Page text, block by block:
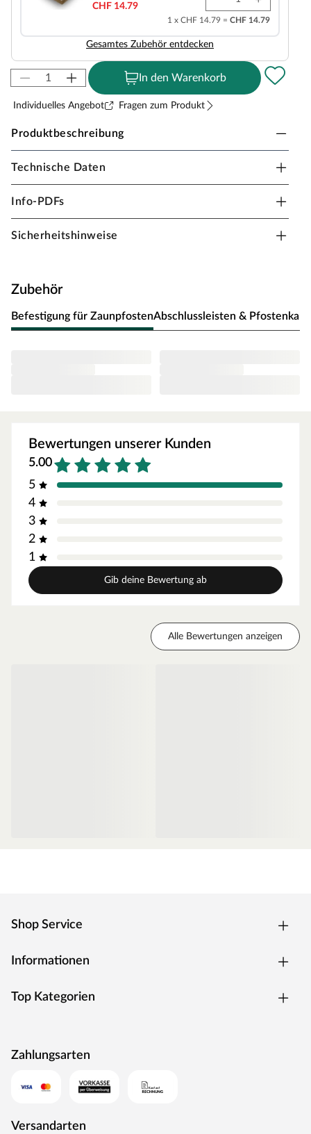
CHF 14.79
1 x CHF 14.79 = CHF 14.79
Gesamtes Zubehör entdecken
In den Warenkorb
Individuelles Angebot Fragen zum Produkt
Produktbeschreibung
Pfosten Kiefer KDI braun mit gerundetem Kopf
Langlebigkeit dank traditionell gefertigtem Nadelholz.
Durch hochwertige Fertigung
Technische Daten
Info-PDFs
Sicherheitshinweise
Zubehör
Befestigung für ZaunpfostenAbschlussleisten &
Bewertungen unserer Kunden
5.00
5
4
3
2
1
Gib deine Bewertung ab
Alle Bewertungen anzeigen
Shop Service
Informationen
Top Kategorien
Zahlungsarten
Versandarten